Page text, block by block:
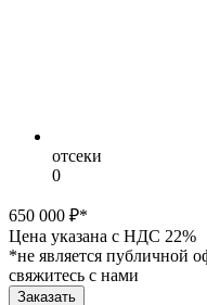
отсеки
0
650 000 ₽*
Цена указана с НДС 22%
*не является публичной
свяжитесь с нами
Заказать